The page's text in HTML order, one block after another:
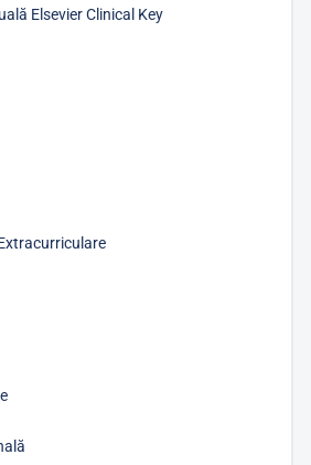
Elsevier Clinical Key